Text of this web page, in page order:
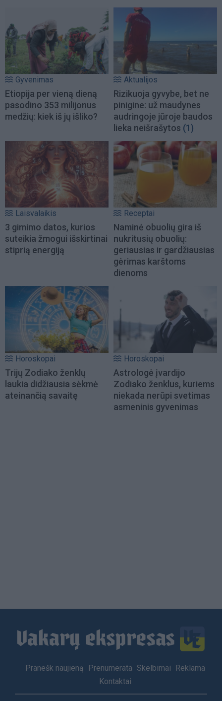
Gyvenimas
Etiopija per vieną dieną
pasodino 353 milijonus
medžių: kiek iš jų išliko?
Aktualijos
Rizikuoja gyvybe, bet ne
pinigine: už maudynes
audringoje jūroje baudos
lieka neišrašytos (1)
Laisvalaikis
3 gimimo datos, kurios
suteikia žmogui išskirtinai
stiprią energiją
Receptai
Naminė obuolių gira iš
nukritusių obuolių:
geriausias ir gardžiausias
gėrimas karštoms
dienoms
Horoskopai
Trijų Zodiako ženklų
laukia didžiausia sėkmė
ateinančią savaitę
Horoskopai
Astrologė įvardijo
Zodiako ženklus, kuriems
niekada nerūpi svetimas
asmeninis gyvenimas
Footer
Pranešk naujieną Prenumerata Skelbimai
Reklama
Kontaktai